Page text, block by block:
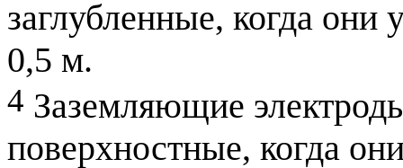
заглубленные, когда они
0,5 м.
4 Заземляющие
поверхностные, когда